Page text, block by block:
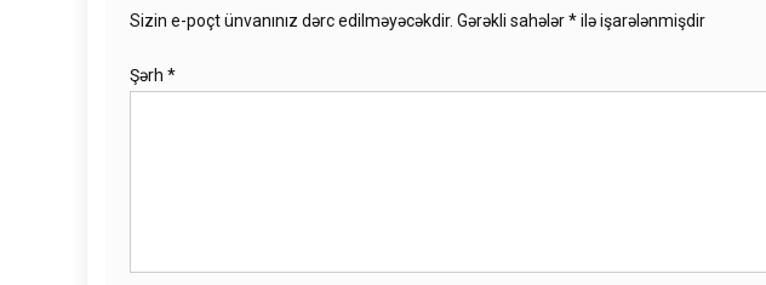
Sizin e-poçt ünvanınız dərc edilməyəcəkdir. Gərəkli sahələr*ilə işarələnmişdir
Şərh *